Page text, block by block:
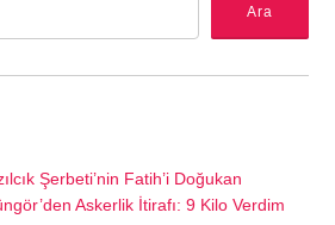
Ara
Şerbeti’nin Fatih’i Doğukan
Askerlik İtirafı: 9 Kilo Verdim